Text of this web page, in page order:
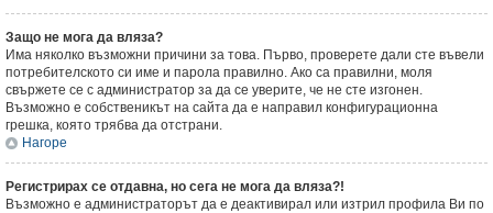
Защо не мога да вляза?
Има няколко възможни причини за това. Първо, проверете дали сте въвели
потребителското си име и парола правилно. Ако са правилни, моля
свържете се с администратор за да се уверите, че не сте изгонен.
Възможно е собственикът на сайта да е направил конфигурационна
грешка, която трябва да отстрани.
Нагоре
Регистрирах се отдавна, но сега не мога да вляза?!
Възможно е администраторът да е деактивирал или изтрил профила Ви по